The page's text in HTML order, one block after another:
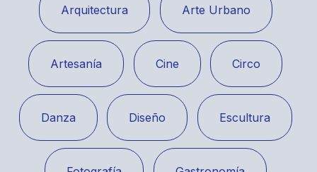
Arquitectura Arte Urbano
Artesanía Cine Circo
Danza Diseño Escultura